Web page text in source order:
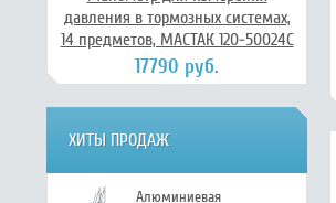
давления в тормозных системах,
14 предметов, МАСТАК 120-50024C
17790 руб.
ХИТЫ ПРОДАЖ
Алюминиевая